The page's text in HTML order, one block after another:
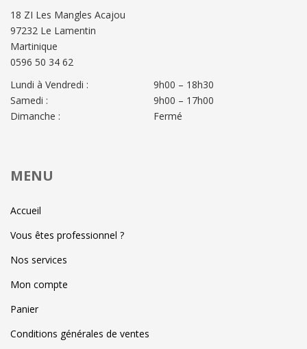
18 ZI Les Mangles Acajou
97232 Le Lamentin
Martinique
0596 50 34 62
Lundi à Vendredi :
Samedi :
Dimanche :
9h00 – 18h30
9h00 – 17h00
Fermé
MENU
Accueil
Vous êtes professionnel ?
Nos services
Mon compte
Panier
Conditions générales de ventes